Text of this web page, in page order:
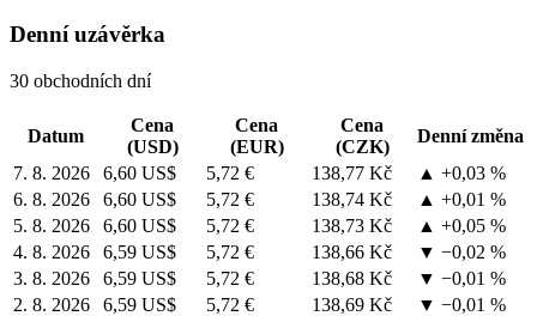
Denní uzávěrka
30 obchodních dní
Datum
Cena
(USD)
Cena
(EUR)
Cena
(CZK)
Denní změna
7. 8. 2026
6,60 US$ 5,72 € 138,77 Kč
▲ +0,03 %
6. 8. 2026
6,60 US$ 5,72 € 138,74 Kč
▲ +0,01 %
5. 8. 2026
6,60 US$ 5,72 € 138,73 Kč
▲ +0,05 %
4. 8. 2026
6,59 US$ 5,72 € 138,66 Kč
▼ −0,02 %
3. 8. 2026
6,59 US$ 5,72 € 138,68 Kč
▼ −0,01 %
2. 8. 2026
6,59 US$ 5,72 € 138,69 Kč ▼ −0,01 %